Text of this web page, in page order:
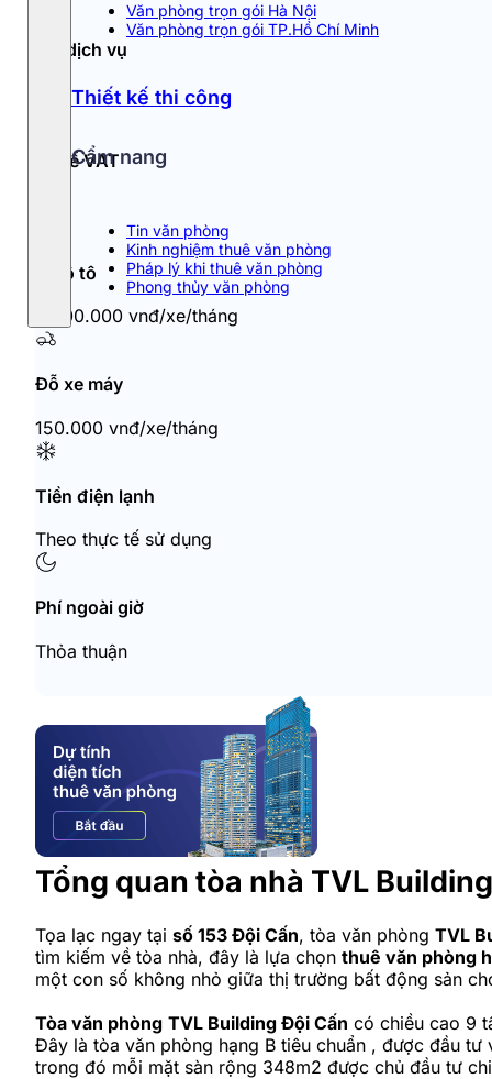
Văn phòng trọn gói Hà Nội
Văn phòng trọn gói TP.Hồ Chí Minh
Thiết kế thi công
Cẩm nang
Tin văn phòng
Kinh nghiệm thuê văn phòng
Pháp lý khi thuê văn phòng
Phong thủy văn phòng
Phí dịch vụ
Thuế VAT
Đỗ ô tô
2.000.000 vnđ/xe/tháng
Đỗ xe máy
150.000 vnđ/xe/tháng
Tiền điện lạnh
Theo thực tế sử dụng
Phí ngoài giờ
Thỏa thuận
Tổng quan tòa nhà TVL Building
Tọa lạc ngay tại số 153 Đội Cấn, tòa văn phòng TVL
tìm kiếm về tòa nhà, đây là lựa chọn thuê văn phòng
một con số không nhỏ giữa thị trường bất động sản
Tòa văn phòng TVL Building Đội Cấn có chiều cao 9
Đây là tòa văn phòng hạng B tiêu chuẩn , được đầu
trong đó mỗi mặt sàn rộng 348m2 được chủ đầu tư